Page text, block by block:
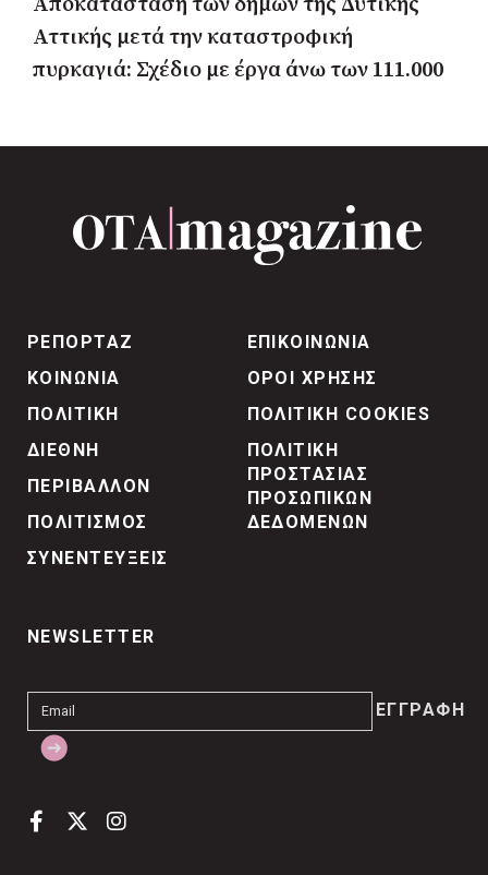
Αττικής μετά την καταστροφική
πυρκαγιά: Σχέδιο με έργα άνω των 111.000
ΡΕΠΟΡΤΑΖ
ΚΟΙΝΩΝΙΑ
ΠΟΛΙΤΙΚΗ
ΔΙΕΘΝΗ
ΠΕΡΙΒΑΛΛΟΝ
ΠΟΛΙΤΙΣΜΟΣ
ΣΥΝΕΝΤΕΥΞΕΙΣ
ΕΠΙΚΟΙΝΩΝΙΑ
ΟΡΟΙ ΧΡΗΣΗΣ
ΠΟΛΙΤΙΚΗ COOKIES
ΠΟΛΙΤΙΚΗ
ΠΡΟΣΤΑΣΙΑΣ
ΠΡΟΣΩΠΙΚΩΝ
ΔΕΔΟΜΕΝΩΝ
NEWSLETTER